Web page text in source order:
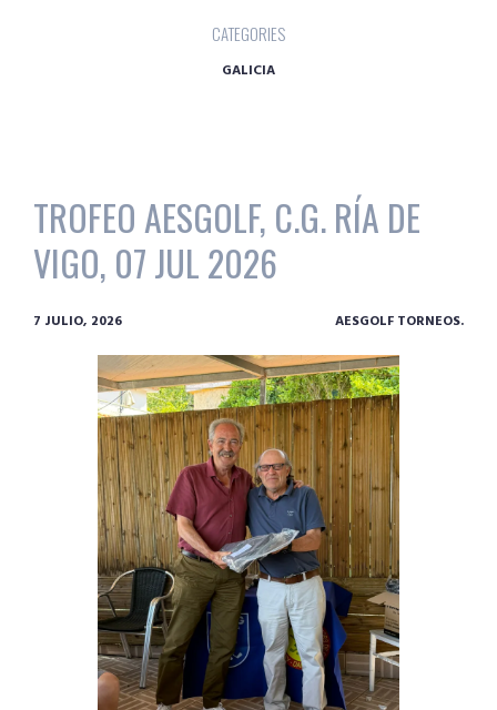
CATEGORIES
GALICIA
TROFEO AESGOLF, C.G. RÍA DE
VIGO, 07 JUL 2026
7 JULIO, 2026 AESGOLF TORNEOS.